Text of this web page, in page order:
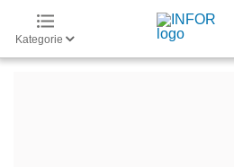
Kategorie